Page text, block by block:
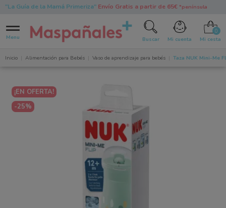
"La Guía de la Mamá Primeriza"Envío Gratis a partir de 65€ *península
Menu Buscar Mi cuenta Mi cesta
Inicio Alimentación para Bebés Vaso de aprendizaje para bebés Taza NUK Mini-Me
¡EN OFERTA!
-25%